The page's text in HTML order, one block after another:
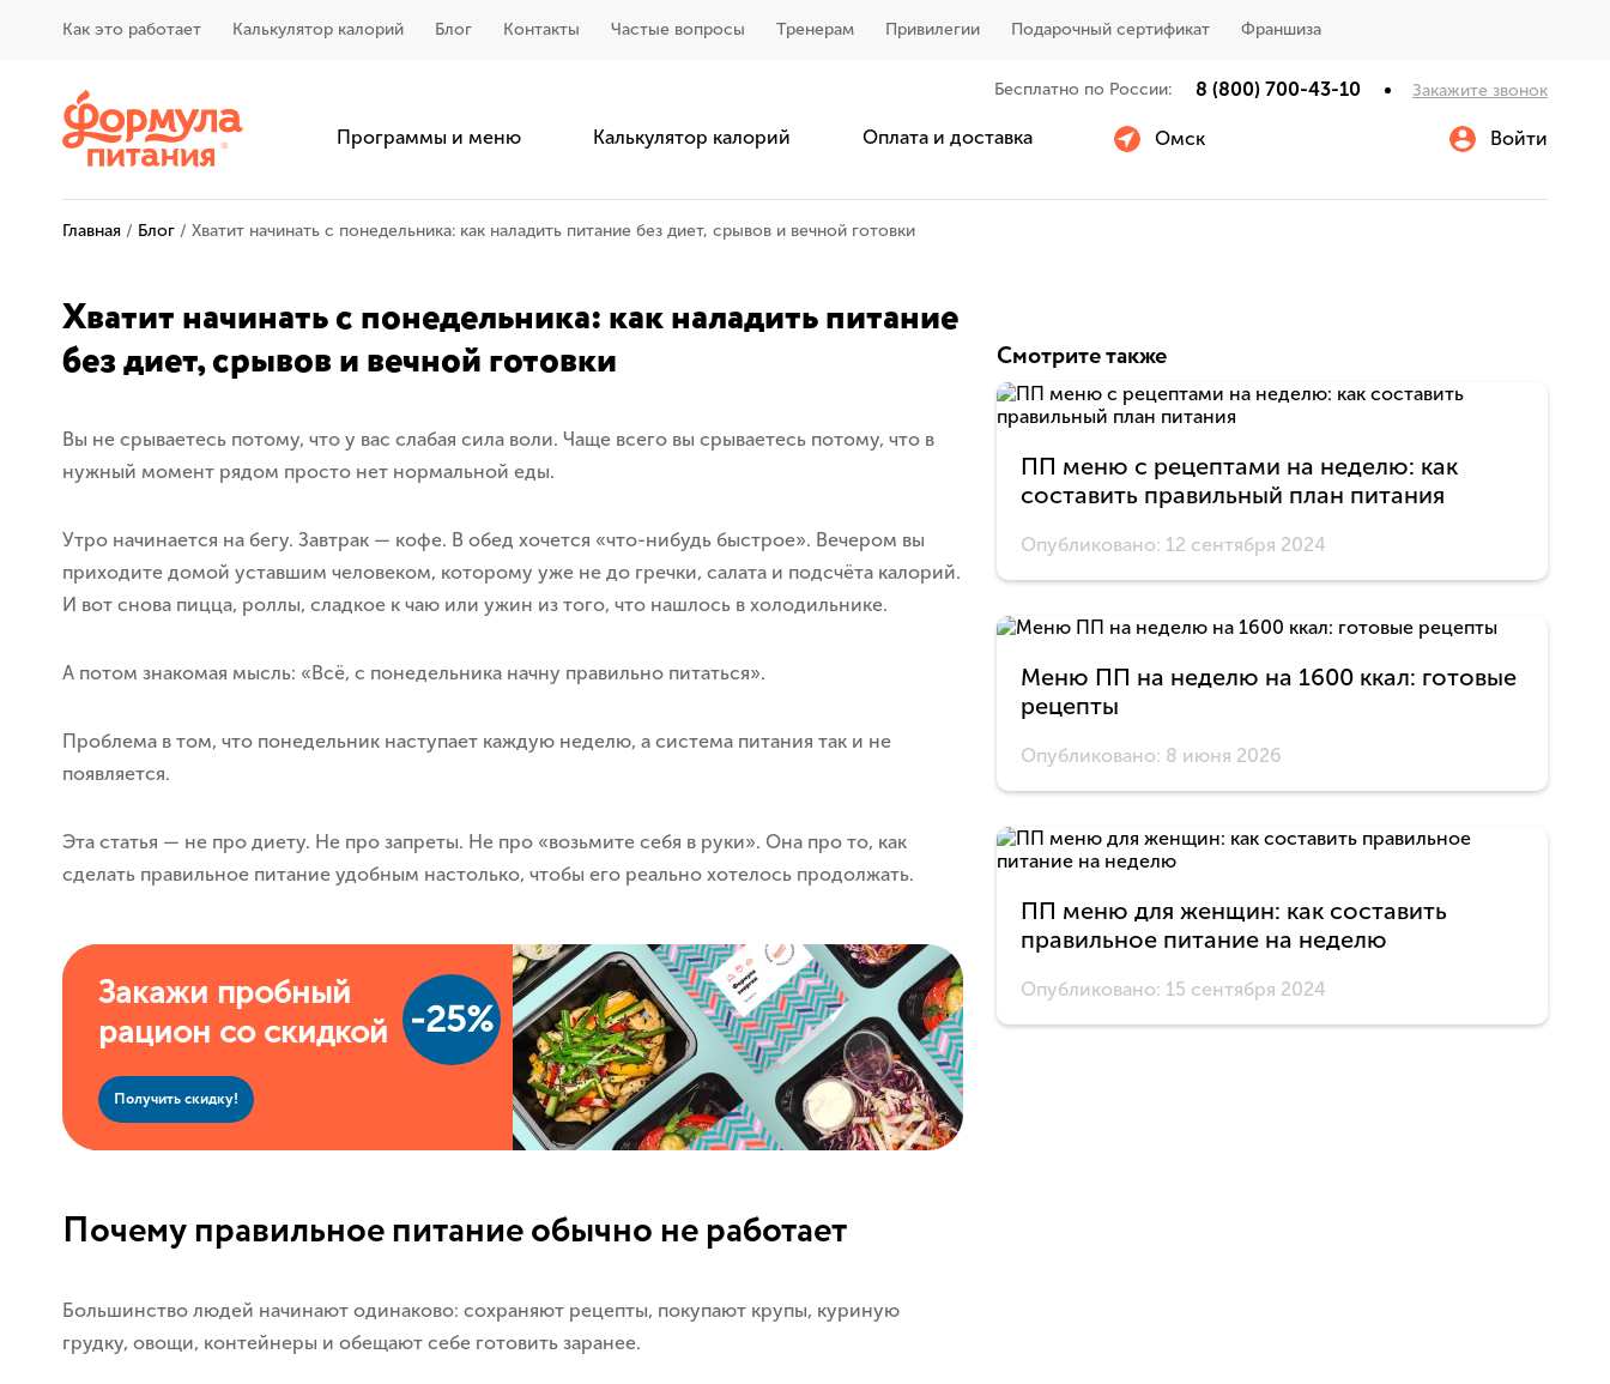
Как это работает Калькулятор калорий Блог Контакты Частые вопросы Тренерам Привилегии Подарочный сертификат Франшиза
Бесплатно по России: 8 (800) 700-43-10 Закажите звонок
Программы и меню Калькулятор калорий Оплата и доставка Омск Войти
Главная / Блог / Хватит начинать с понедельника: как наладить питание без диет, срывов и вечной готовки
Хватит начинать с понедельника: как наладить питание
без диет, срывов и вечной готовки
Вы не срываетесь потому, что у вас слабая сила воли. Чаще всего вы срываетесь потому, что в
нужный момент рядом просто нет нормальной еды.
Утро начинается на бегу. Завтрак — кофе. В обед хочется «что-нибудь быстрое». Вечером вы
приходите домой уставшим человеком, которому уже не до гречки, салата и подсчёта калорий.
И вот снова пицца, роллы, сладкое к чаю или ужин из того, что нашлось в холодильнике.
А потом знакомая мысль: «Всё, с понедельника начну правильно питаться».
Проблема в том, что понедельник наступает каждую неделю, а система питания так и не
появляется.
Эта статья — не про диету. Не про запреты. Не про «возьмите себя в руки». Она про то, как
сделать правильное питание удобным настолько, чтобы его реально хотелось продолжать.
Закажи пробный
рацион со скидкой
-25%
Получить скидку!
Почему правильное питание обычно не работает
Большинство людей начинают одинаково: сохраняют рецепты, покупают крупы, куриную
грудку, овощи, контейнеры и обещают себе готовить заранее.
Смотрите также
ПП меню с рецептами на неделю: как
составить правильный план питания
Опубликовано: 12 сентября 2024
Меню ПП на неделю на 1600 ккал: готовые
рецепты
Опубликовано: 8 июня 2026
ПП меню для женщин: как составить
правильное питание на неделю
Опубликовано: 15 сентября 2024